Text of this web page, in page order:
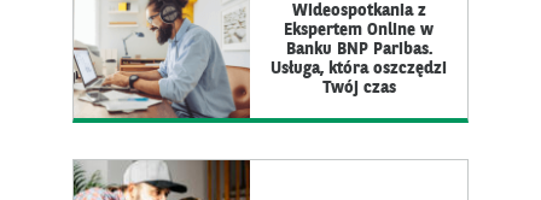
Wideospotkania z
Ekspertem Online w
Banku BNP Paribas.
Usługa, która oszczędzi
Twój czas